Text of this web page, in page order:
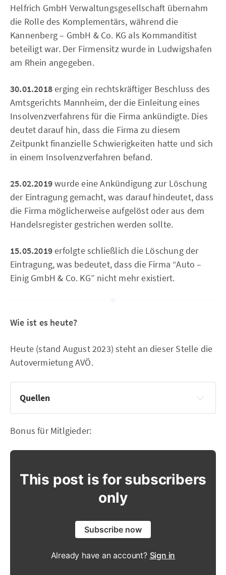
Helfrich GmbH Verwaltungsgesellschaft übernahm
die Rolle des Komplementärs, während die
Kannenberg – GmbH & Co. KG als Kommanditist
beteiligt war. Der Firmensitz wurde in Ludwigshafen
am Rhein angegeben.
30.01.2018erging ein rechtskräftiger Beschluss des
Amtsgerichts Mannheim, der die Einleitung eines
Insolvenzverfahrens für die Firma ankündigte. Dies
deutet darauf hin, dass die Firma zu diesem
Zeitpunkt finanzielle Schwierigkeiten hatte und sich
in einem Insolvenzverfahren befand.
25.02.2019wurde eine Ankündigung zur Löschung
der Eintragung gemacht, was darauf hindeutet, dass
die Firma möglicherweise aufgelöst oder aus dem
Handelsregister gestrichen werden sollte.
15.05.2019erfolgte schließlich die Löschung der
Eintragung, was bedeutet, dass die Firma “Auto –
Einig GmbH & Co. KG” nicht mehr existiert.
Wie ist es heute?
Heute (stand August 2023) steht an dieser Stelle die
Autovermietung AVÖ.
Quellen
Facebook Gruppe LU
Bonus für Mitlgieder:
This post is for subscribers
only
Subscribe now
Already have an account? Sign in